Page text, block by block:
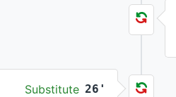
Substitute 26'